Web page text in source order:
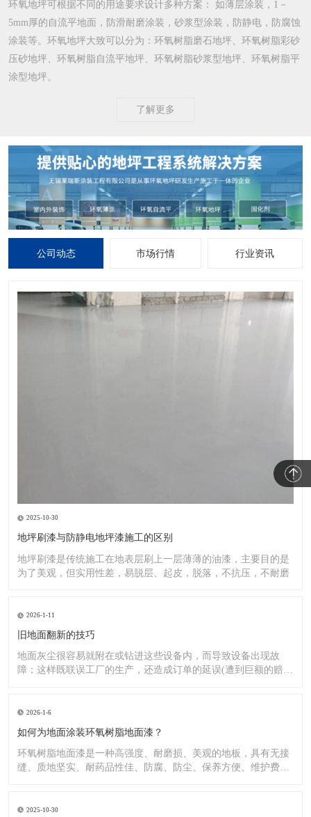
环氧地坪可根据不同的用途要求设计多种方案 ： 如薄层涂装，1－
5mm厚的自流平地面，防滑耐磨涂装，砂浆型涂装，防静电，防腐蚀
涂装等。环氧地坪大致可以分为：环氧树脂磨石地坪、环氧树脂彩砂
压砂地坪、环氧树脂自流平地坪、环氧树脂砂浆型地坪、环氧树脂平
涂型地坪。
了解更多
公司动态 市场行情 行业资讯
2025-10-30
地坪刷漆与防静电地坪漆施工的区别
地坪刷漆是传统施工在地表层刷上一层薄薄的油漆，主要目的是
为了美观，但实用性差，易脱层、起皮，脱落，不抗压，不耐磨
2026-1-11
旧地面翻新的技巧
地面灰尘很容易就附在或钻进这些设备内，而导致设备出现故
障；这样既联误工厂的生产，还造成订单的延误(遭到巨额的赔
2026-1-6
如何为地面涂装环氧树脂地面漆？
环氧树脂地面漆是一种高强度、耐磨损、美观的地板，具有无接
缝、质地坚实、耐药品性佳、防腐、防尘、保养方便、维护费用
2025-10-30